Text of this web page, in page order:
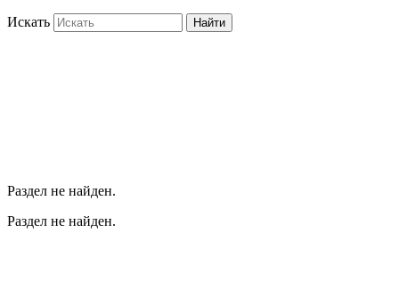
Искать Найти
Раздел не найден.
Раздел не найден.